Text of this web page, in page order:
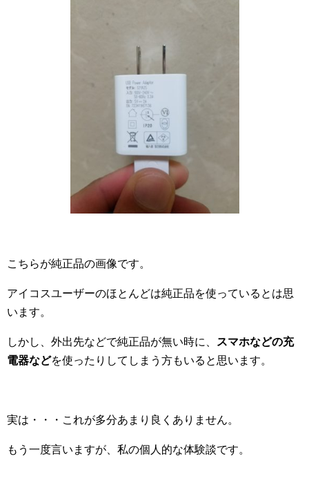
こちらが純正品の画像です。
アイコスユーザーのほとんどは純正品を使っているとは思
います。
しかし、外出先などで純正品が無い時に、 スマホなどの充
電器などを使ったりしてしまう方もいると思います。
実は・・・これが多分あまり良くありません。
もう一度言いますが、私の個人的な体験談です。